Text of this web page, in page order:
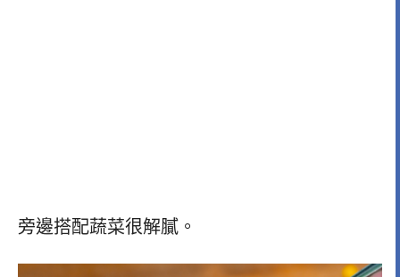
旁邊搭配蔬菜很解膩。